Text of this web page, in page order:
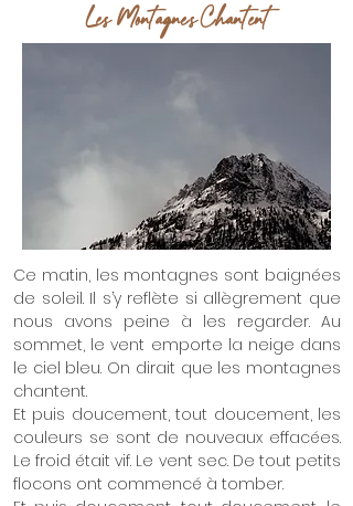
Les Montagnes Chantent
Ce matin, les montagnes sont baignées
de soleil. Il s’y reflète si allègrement que
nous avons peine à les regarder. Au
sommet, le vent emporte la neige dans
le ciel bleu. On dirait que les montagnes
chantent.
Et puis doucement, tout doucement, les
couleurs se sont de nouveaux effacées.
Le froid était vif. Le vent sec. De tout petits
flocons ont commencé à tomber.